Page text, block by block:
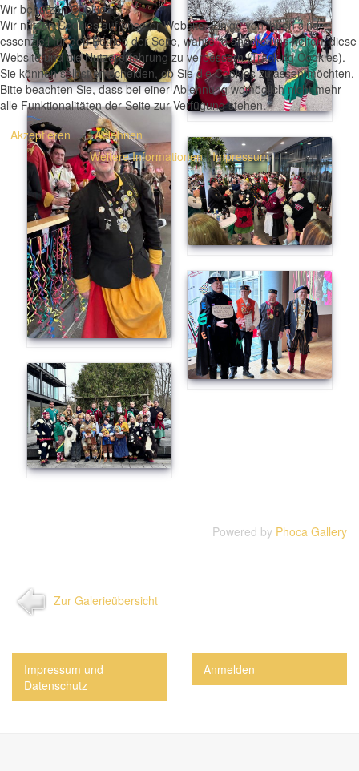
Powered by Phoca Gallery
Zur Galerieübersicht
Impressum und
Datenschutz
Anmelden
Wir benutzen Cookies
Wir nutzen Cookies auf unserer Website. Einige von ihnen sind
essenziell für den Betrieb der Seite, während andere uns helfen, diese
Website und die Nutzererfahrung zu verbessern (Tracking Cookies).
Sie können selbst entscheiden, ob Sie die Cookies zulassen möchten.
Bitte beachten Sie, dass bei einer Ablehnung womöglich nicht mehr
alle Funktionalitäten der Seite zur Verfügung stehen.
Akzeptieren
Ablehnen
Weitere Informationen|Impressum